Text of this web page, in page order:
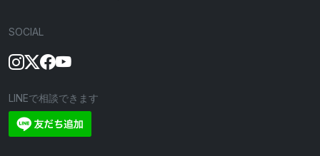
SOCIAL
LINEで相談できます